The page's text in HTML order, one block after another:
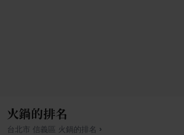
火鍋的排名
台北市 信義區 火鍋 的排名 ›